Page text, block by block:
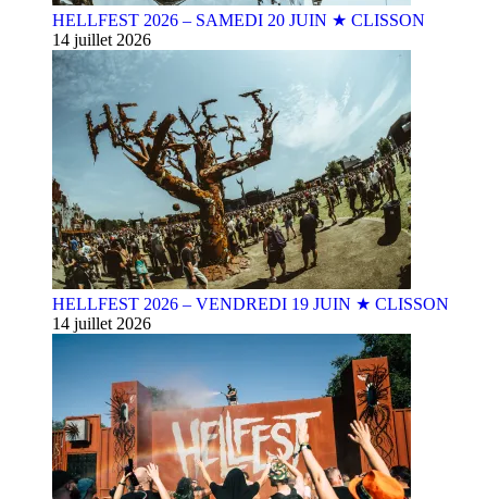
HELLFEST 2026 – SAMEDI 20 JUIN ★ CLISSON
14 juillet 2026
HELLFEST 2026 – VENDREDI 19 JUIN ★ CLISSON
14 juillet 2026